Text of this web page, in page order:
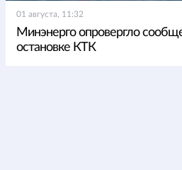
01 августа, 11:32
Минэнерго опровергло
остановке КТК